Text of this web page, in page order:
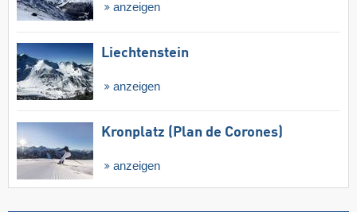
anzeigen
Liechtenstein
anzeigen
Kronplatz (Plan de Corones)
anzeigen